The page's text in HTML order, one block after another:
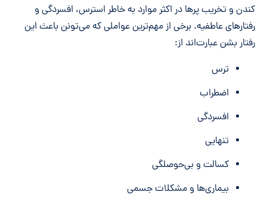
کندن و تخریب پرها در اکثر موارد به خاطر استرس، افسردگی و
رفتارهای عاطفیه. برخی از مهم‌ترین عواملی که می‌تونن باعث این
رفتار بشن عبارت‌اند از:
ترس
اضطراب
افسردگی
تنهایی
کسالت و بی‌حوصلگی
بیماری‌ها و مشکلات جسمی